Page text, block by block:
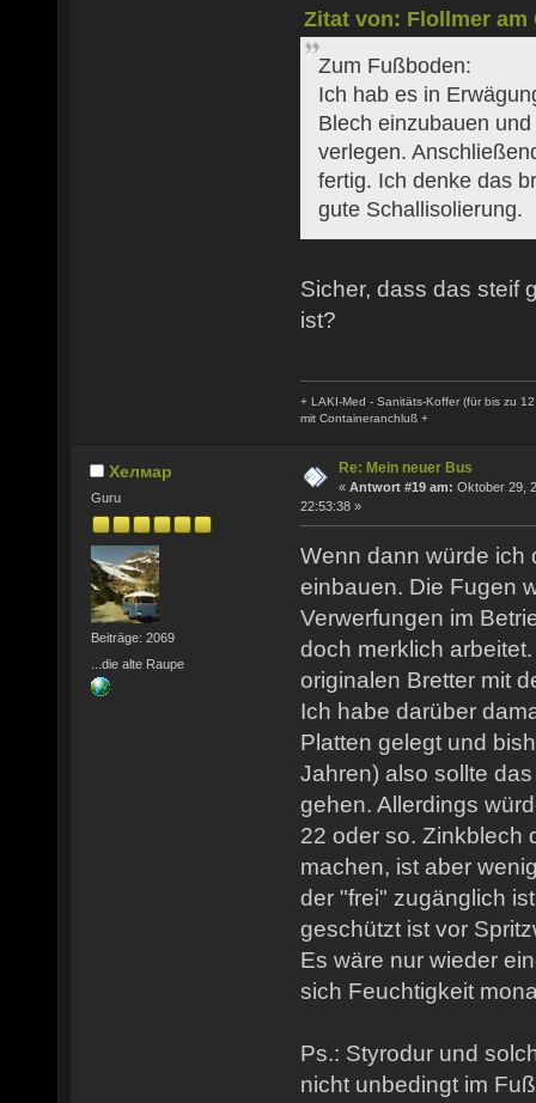
Zitat von: Flollmer am
Zum Fußboden:
Ich hab es in
Blech einzubauen
verlegen.
fertig. Ich denke das
gute Schallisolierung.
Sicher, dass das steif
ist?
+ LAKI-Med - Sanitäts-Koffer (für bis zu
mit Containeranchluß +
Хелмар
Guru
Beiträge: 2069
...die alte Raupe
Re: Mein neuer Bus
« Antwort #19 am: Oktober 29,
22:53:38 »
Wenn dann würde ich
einbauen. Die Fugen
Verwerfungen im
doch merklich
originalen Bretter mit
Ich habe darüber
Platten gelegt und
Jahren) also sollte
gehen. Allerdings
22 oder so. Zinkblech
machen, ist aber
der "frei" zugänglich
geschützt ist vor
Es wäre nur wieder
sich Feuchtigkeit
Ps.: Styrodur und
nicht unbedingt im